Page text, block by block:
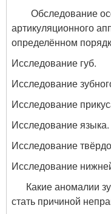
Обследование
артикуляционного
определённом
Исследование губ.
Исследование
Исследование
Исследование языка.
Исследование
Исследование
Какие аномалии
стать причиной